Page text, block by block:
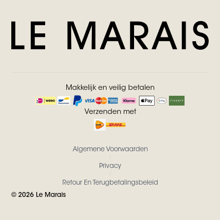
Makkelijk en veilig betalen
Verzenden met
Algemene Voorwaarden
Privacy
Retour En Terugbetalingsbeleid
© 2026 Le Marais